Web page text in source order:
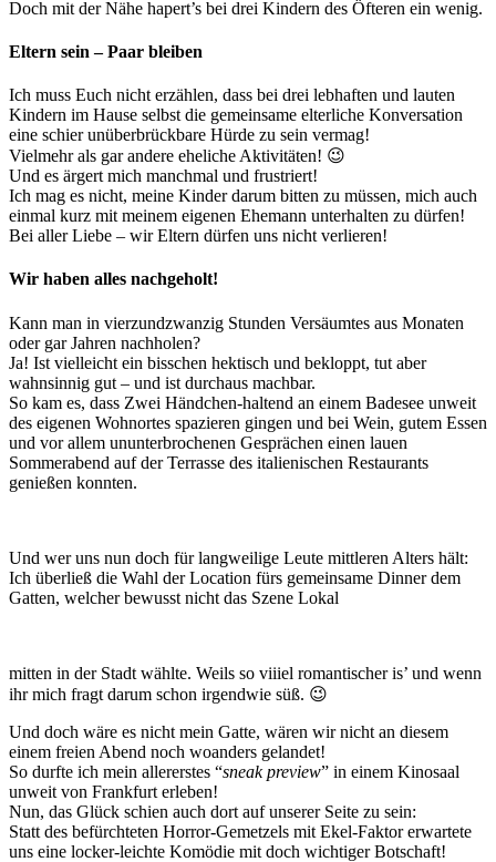
Doch mit der Nähe hapert’s bei drei Kindern des Öfteren ein wenig.
Eltern sein – Paar bleiben
Ich muss Euch nicht erzählen, dass bei drei lebhaften und lauten
Kindern im Hause selbst die gemeinsame elterliche Konversation
eine schier unüberbrückbare Hürde zu sein vermag!
Vielmehr als gar andere eheliche Aktivitäten! 😉
Und es ärgert mich manchmal und frustriert!
Ich mag es nicht, meine Kinder darum bitten zu müssen, mich auch
einmal kurz mit meinem eigenen Ehemann unterhalten zu dürfen!
Bei aller Liebe – wir Eltern dürfen uns nicht verlieren!
Wir haben alles nachgeholt!
Kann man in vierzundzwanzig Stunden Versäumtes aus Monaten
oder gar Jahren nachholen?
Ja! Ist vielleicht ein bisschen hektisch und bekloppt, tut aber
wahnsinnig gut – und ist durchaus machbar.
So kam es, dass Zwei Händchen-haltend an einem Badesee unweit
des eigenen Wohnortes spazieren gingen und bei Wein, gutem Essen
und vor allem ununterbrochenen Gesprächen einen lauen
Sommerabend auf der Terrasse des italienischen Restaurants
genießen konnten.
Und wer uns nun doch für langweilige Leute mittleren Alters hält:
Ich überließ die Wahl der Location fürs gemeinsame Dinner dem
Gatten, welcher bewusst nicht das Szene Lokal
mitten in der Stadt wählte. Weils so viiiel romantischer is’ und wenn
ihr mich fragt darum schon irgendwie süß. 😉
Und doch wäre es nicht mein Gatte, wären wir nicht an diesem
einem freien Abend noch woanders gelandet!
So durfte ich mein allererstes “sneak preview” in einem Kinosaal
unweit von Frankfurt erleben!
Nun, das Glück schien auch dort auf unserer Seite zu sein:
Statt des befürchteten Horror-Gemetzels mit Ekel-Faktor erwartete
uns eine locker-leichte Komödie mit doch wichtiger Botschaft!